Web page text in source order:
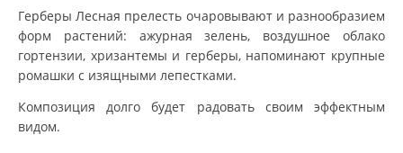
Герберы Лесная прелесть очаровывают и разнообразием
форм растений: ажурная зелень, воздушное облако
гортензии, хризантемы и герберы, напоминают крупные
ромашки с изящными лепестками.
Композиция долго будет радовать своим эффектным
видом.